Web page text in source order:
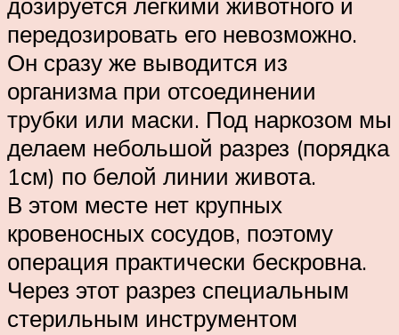
передозировать его невозможно.
Он сразу же выводится из
организма при отсоединении
трубки или маски. Под наркозом мы
делаем небольшой разрез (порядка
1см) по белой линии живота.
В этом месте нет крупных
кровеносных сосудов, поэтому
операция практически бескровна.
Через этот разрез специальным
стерильным инструментом